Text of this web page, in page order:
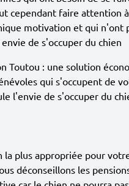
cependant faire attention
motivation et qui n'ont
de s'occuper du chien
Toutou : une solution
qui s'occupent de
l'envie de s'occuper du
la plus appropriée pour
déconseillons les